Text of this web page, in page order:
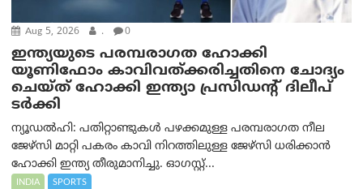
Aug 5, 2026 . 0
ഇന്ത്യയുടെ പരമ്പരാഗത ഹോക്കി
യൂണിഫോം കാവിവത്ക്കരിച്ചതിനെ ചോദ്യം
ചെയ്ത് ഹോക്കി ഇന്ത്യാ പ്രസിഡന്റ് ദിലീപ്
ടര്‍ക്കി
ന്യൂഡൽഹി: പതിറ്റാണ്ടുകൾ പഴക്കമുള്ള പരമ്പരാഗത നീല
ജേഴ്‌സി മാറ്റി പകരം കാവി നിറത്തിലുള്ള ജേഴ്‌സി ധരിക്കാൻ
ഹോക്കി ഇന്ത്യ തീരുമാനിച്ചു. ഓഗസ്റ്റ്...
INDIA SPORTS